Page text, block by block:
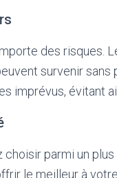
des risques.
survenir sans
imprévus, évitant
choisir parmi un
le meilleur à